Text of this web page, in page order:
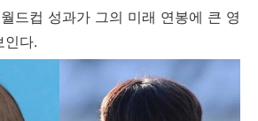
드컵 성과가 그의 미래 연봉에 큰 영
인다.